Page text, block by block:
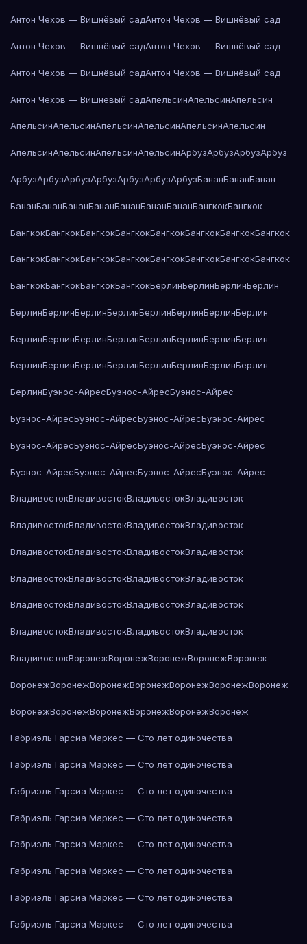
Антон Чехов — Вишнёвый садАнтон Чехов — Вишнёвый сад
Антон Чехов — Вишнёвый садАнтон Чехов — Вишнёвый сад
Антон Чехов — Вишнёвый садАнтон Чехов — Вишнёвый сад
Антон Чехов — Вишнёвый садАпельсинАпельсинАпельсин
АпельсинАпельсинАпельсинАпельсинАпельсинАпельсин
АпельсинАпельсинАпельсинАпельсинАрбузАрбузАрбузАрбуз
АрбузАрбузАрбузАрбузАрбузАрбузАрбузБананБананБанан
БананБананБананБананБананБананБананБангкокБангкок
БангкокБангкокБангкокБангкокБангкокБангкокБангкокБангкок
БангкокБангкокБангкокБангкокБангкокБангкокБангкокБангкок
БангкокБангкокБангкокБангкокБерлинБерлинБерлинБерлин
БерлинБерлинБерлинБерлинБерлинБерлинБерлинБерлин
БерлинБерлинБерлинБерлинБерлинБерлинБерлинБерлин
БерлинБерлинБерлинБерлинБерлинБерлинБерлинБерлин
БерлинБуэнос-АйресБуэнос-АйресБуэнос-Айрес
Буэнос-АйресБуэнос-АйресБуэнос-АйресБуэнос-Айрес
Буэнос-АйресБуэнос-АйресБуэнос-АйресБуэнос-Айрес
Буэнос-АйресБуэнос-АйресБуэнос-АйресБуэнос-Айрес
ВладивостокВладивостокВладивостокВладивосток
ВладивостокВладивостокВладивостокВладивосток
ВладивостокВладивостокВладивостокВладивосток
ВладивостокВладивостокВладивостокВладивосток
ВладивостокВладивостокВладивостокВладивосток
ВладивостокВладивостокВладивостокВладивосток
ВладивостокВоронежВоронежВоронежВоронежВоронеж
ВоронежВоронежВоронежВоронежВоронежВоронежВоронеж
ВоронежВоронежВоронежВоронежВоронежВоронеж
Габриэль Гарсиа Маркес — Сто лет одиночества
Габриэль Гарсиа Маркес — Сто лет одиночества
Габриэль Гарсиа Маркес — Сто лет одиночества
Габриэль Гарсиа Маркес — Сто лет одиночества
Габриэль Гарсиа Маркес — Сто лет одиночества
Габриэль Гарсиа Маркес — Сто лет одиночества
Габриэль Гарсиа Маркес — Сто лет одиночества
Габриэль Гарсиа Маркес — Сто лет одиночества